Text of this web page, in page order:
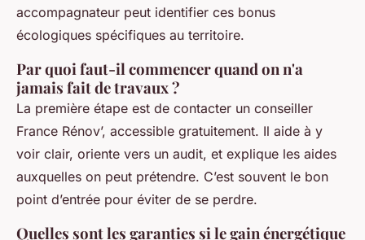
accompagnateur peut identifier ces bonus
écologiques spécifiques au territoire.
Par quoi faut-il commencer quand on n'a
jamais fait de travaux ?
La première étape est de contacter un conseiller
France Rénov’, accessible gratuitement. Il aide à y
voir clair, oriente vers un audit, et explique les aides
auxquelles on peut prétendre. C’est souvent le bon
point d’entrée pour éviter de se perdre.
Quelles sont les garanties si le gain énergétique